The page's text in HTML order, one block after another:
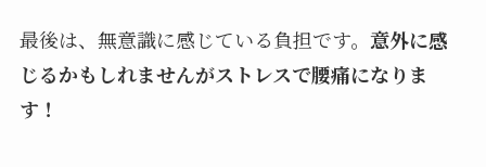
最後は、無意識に感じている負担です。 意外に感
じるかもしれませんがストレスで腰痛になりま
す！